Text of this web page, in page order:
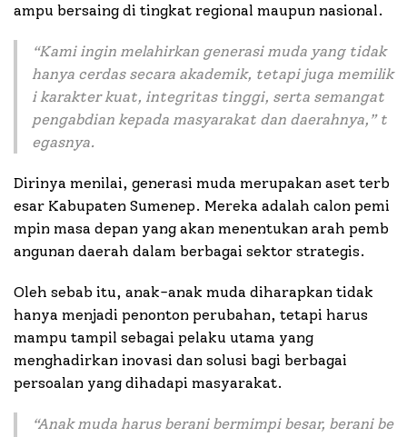
ampu bersaing di tingkat regional maupun nasional.
“Kami ingin melahirkan generasi muda yang tidak
hanya cerdas secara akademik, tetapi juga memilik
i karakter kuat, integritas tinggi, serta semangat
pengabdian kepada masyarakat dan daerahnya, ” t
egasnya.
Dirinya menilai, generasi muda merupakan aset terb
esar Kabupaten Sumenep. Mereka adalah calon pemi
mpin masa depan yang akan menentukan arah pemb
angunan daerah dalam berbagai sektor strategis.
Oleh sebab itu, anak-anak muda diharapkan tidak
hanya menjadi penonton perubahan, tetapi harus
mampu tampil sebagai pelaku utama yang
menghadirkan inovasi dan solusi bagi berbagai
persoalan yang dihadapi masyarakat.
“Anak muda harus berani bermimpi besar, berani be